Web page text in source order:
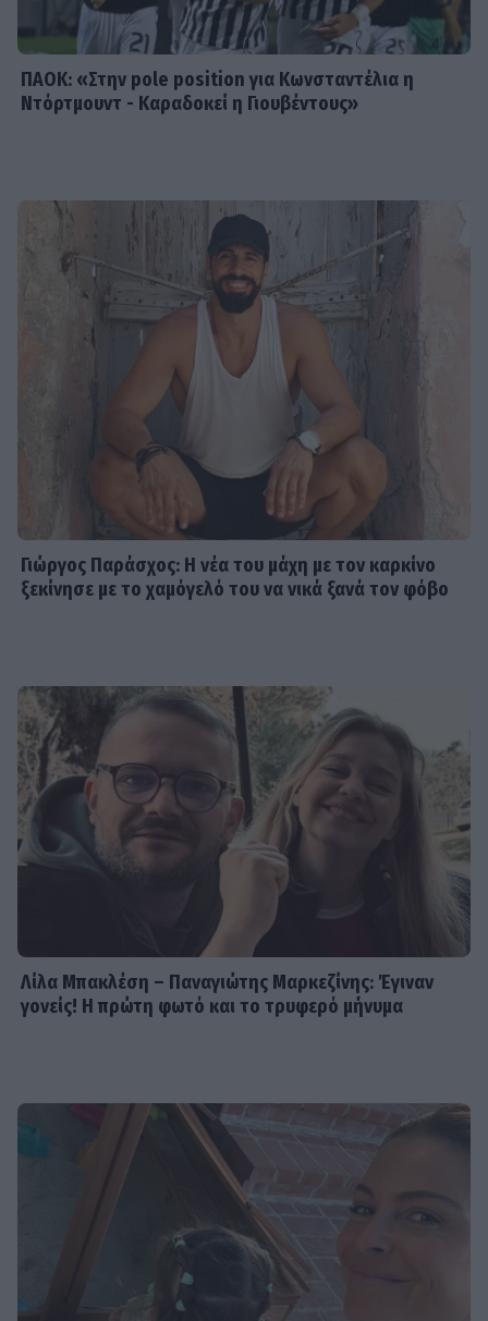
με δέσουν για να μη βλάψω τον
εαυτό μου
ΠΑΟΚ: «Στην pole position για Κωνσταντέλια η
Ντόρτμουντ - Καραδοκεί η Γιουβέντους»
Γιώργος Παράσχος: Η νέα του μάχη με τον καρκίνο
ξεκίνησε με το χαμόγελό του να νικά ξανά τον φόβο
Λίλα Μπακλέση – Παναγιώτης Μαρκεζίνης: Έγιναν
γονείς! Η πρώτη φωτό και το τρυφερό μήνυμα